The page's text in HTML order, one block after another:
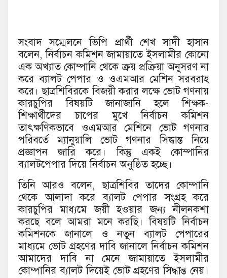
সংবাদ সম্মেলনে ভিপি প্রার্থী শেখ সাদী হাসান
বলেন, নির্বাচন কমিশন জামায়াতে ইসলামীর কোনো
এক অখ্যাত কোম্পানি থেকে ক্রয় প্রক্রিয়া অনুসরণ না
করে ব্যালট পেপার ও ওএমআর মেশিন সরবরাহ
করে। ছাত্রশিবিরকে বিজয়ী করার লক্ষে ভোট গণনায়
কারচুপির বিষয়টি জানাজানি হলে শিক্ষক-
শিক্ষার্থীদের চাপের মুখে নির্বাচন কমিশন
তাৎক্ষণিকভাবে ওএমআর মেশিনে ভোট গণনার
পরিবর্তে ম্যানুয়ালি ভোট গণনার সিদ্ধান্ত নিয়ে
প্রজ্ঞাপন জারি করে। কিন্তু একই কোম্পানির
ব্যালটপেপার দিয়ে নির্বাচন অনুষ্ঠিত হচ্ছে।
তিনি আরও বলেন, ছাত্রশিবির তাদের কোম্পানি
থেকে আলাদা করে ব্যালট পেপার সংগ্রহ করে
কারচুপির মাধ্যমে জয়ী হওয়ার জন্য নীলনকশা
করছে বলে আমরা মনে করছি। বিষয়টি নির্বাচন
কমিশনকে জানালে ও নতুন ব্যালট পেপারের
মাধ্যমে ভোট গ্রহণের দাবি জানালে নির্বাচন কমিশন
আমাদের দাবি না মেনে জামায়াতে ইসলামীর
কোম্পানির ব্যালট দিয়েই ভোট গ্রহণের সিদ্ধান্ত নেয়।